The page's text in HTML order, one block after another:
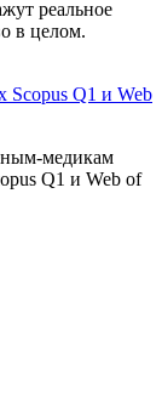
реальное
в целом.
Scopus Q1 и Web
медикам
Q1 и Web of